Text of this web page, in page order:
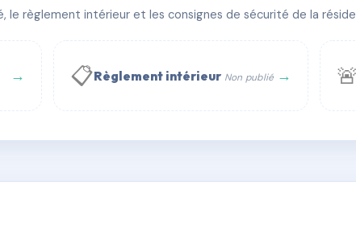
WhatsApp
règlement intérieur et les consignes de sécurité de la
→ 📋Règlement intérieur Non publié → 🚨
AC6470165 🇫🇷